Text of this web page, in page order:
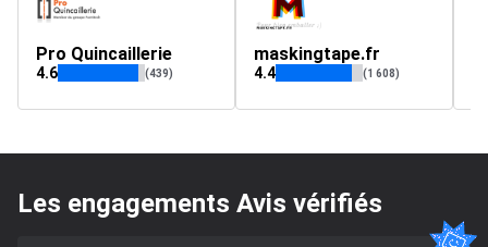
Pro Quincaillerie
4.6 (439)
maskingtape.fr
4.4 (1 608)
Les engagements Avis vérifiés